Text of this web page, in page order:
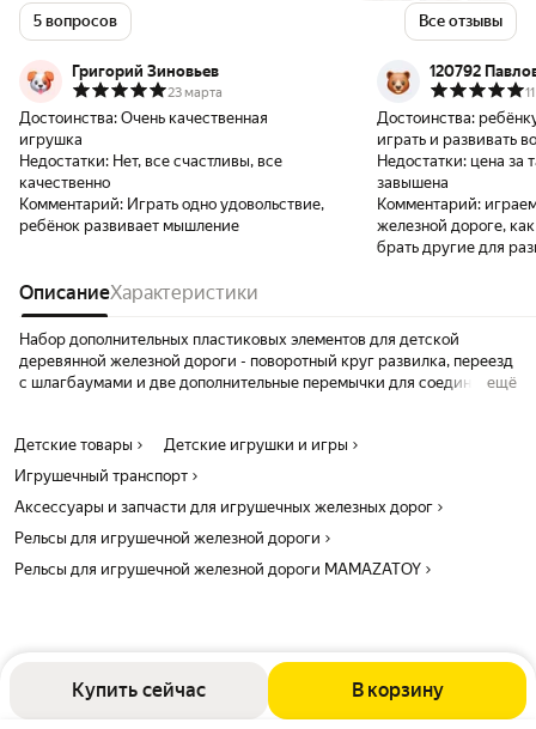
Купить сейчас В корзину
5 вопросов Все отзывы
Григорий Зиновьев
23 марта
Достоинства: Очень качественная
игрушка
Недостатки: Нет, все счастливы, все
качественно
Комментарий: Играть одно удовольствие,
ребёнок развивает мышление
120792
Достоинства:
играть и развивать
Недостатки: цена за
завышена
Комментарий:
железной дороге,
брать другие для
ОписаниеХарактеристики
Набор дополнительных пластиковых элементов для детской
деревянной железной дороги - поворотный круг развилка, переезд
с шлагбаумами и две дополнительные перемычки для соединения
дороге и собрать более сложные варианты железной дороги.
элементы совместимы с дорогами икеа, брио и подобными
размер пластикового поворотного круга 15,3х15,3х3,3см
размер железнодорожного переезда 21,5х10,5х4,5
два соединительных элемента в комплекте
ещё
Детские товары
Детские игрушки и игры
Игрушечный транспорт
Аксессуары и запчасти для игрушечных железных дорог
Рельсы для игрушечной железной дороги
Рельсы для игрушечной железной дороги MAMAZATOY